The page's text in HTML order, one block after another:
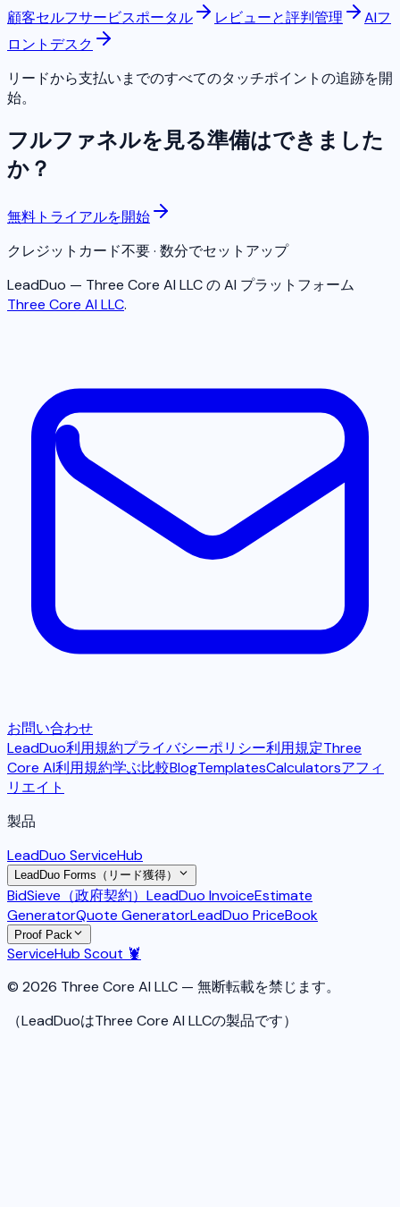
顧客セルフサービスポータル レビューと評判管理
AIフ
ロントデスク
リードから支払いまでのすべてのタッチポイントの追跡を開
始。
フルファネルを見る準備はできました
か？
無料トライアルを開始
クレジットカード不要 · 数分でセットアップ
LeadDuo — Three Core AI LLC の AI プラットフォーム
Three Core AI LLC.
お問い合わせ
LeadDuo利用規約プライバシーポリシー利用規定Three
Core AI利用規約学ぶ比較BlogTemplatesCalculatorsアフィ
リエイト
製品
LeadDuo ServiceHub
LeadDuo Forms（リード獲得）
BidSieve（政府契約） LeadDuo InvoiceEstimate
GeneratorQuote GeneratorLeadDuo PriceBook
Proof Pack
ServiceHub Scout 🦞
© 2026 Three Core AI LLC — 無断転載を禁じます。
（LeadDuoはThree Core AI LLCの製品です）